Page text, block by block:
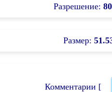
Разрешение:
Размер:
Комментарии [